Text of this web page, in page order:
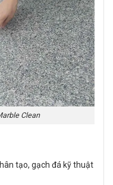
Clean
tạo, gạch đá kỹ thuật